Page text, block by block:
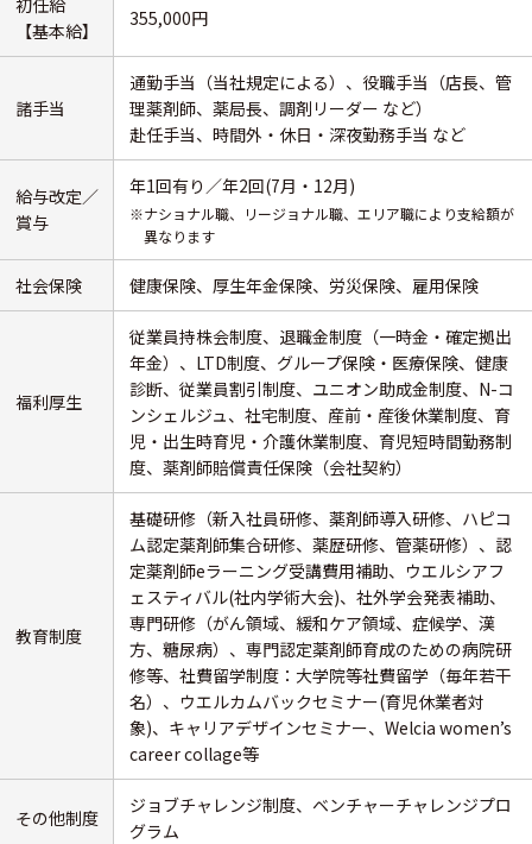
初任給
【基本給】
355,000円
諸手当
通勤手当（当社規定による）、役職手当（店長、管
理薬剤師、薬局長、調剤リーダー など）
赴任手当、時間外・休日・深夜勤務手当 など
給与改定／
賞与
年1回有り／年2回(7月・12月)
※ナショナル職、リージョナル職、エリア職により支給額が
異なります
社会保険 健康保険、厚生年金保険、労災保険、雇用保険
福利厚生
従業員持株会制度、退職金制度（一時金・確定拠出
年金）、LTD制度、グループ保険・医療保険、健康
診断、従業員割引制度、ユニオン助成金制度、N-コ
ンシェルジュ、社宅制度、産前・産後休業制度、育
児・出生時育児・介護休業制度、育児短時間勤務制
度、薬剤師賠償責任保険（会社契約）
教育制度
基礎研修（新入社員研修、薬剤師導入研修、ハピコ
ム認定薬剤師集合研修、薬歴研修、管薬研修）、認
定薬剤師eラーニング受講費用補助、ウエルシアフ
ェスティバル(社内学術大会)、社外学会発表補助、
専門研修（がん領域、緩和ケア領域、症候学、漢
方、糖尿病）、専門認定薬剤師育成のための病院研
修等、社費留学制度：大学院等社費留学（毎年若干
名）、ウエルカムバックセミナー(育児休業者対
象)、キャリアデザインセミナー、Welcia women’s
career collage等
その他制度
ジョブチャレンジ制度、ベンチャーチャレンジプロ
グラム